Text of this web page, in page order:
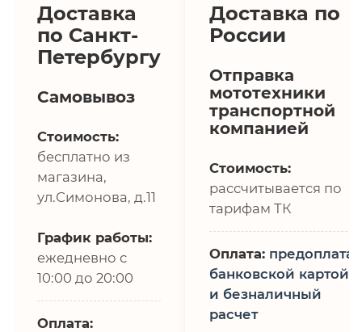
Доставка
по Санкт-
Петербургу
Самовывоз
Стоимость:
бесплатно из
магазина,
ул.Симонова, д.11
График работы:
ежедневно с
10:00 до 20:00
Оплата:
Доставка по
России
Отправка
мототехники
транспортной
компанией
Стоимость:
рассчитывается по
тарифам ТК
Оплата: предоплата,
банковской картой
и безналичный
расчет